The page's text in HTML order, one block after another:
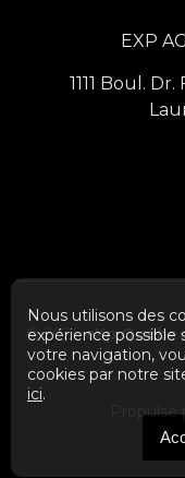
Nous utilisons des
expérience possible
votre navigation,
cookies par notre
ici.
EXP
1111 Boul.
© 2026eXp